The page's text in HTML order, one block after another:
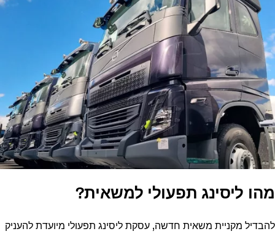
מהו ליסינג תפעולי למשאית?
להבדיל מקניית משאית חדשה, עסקת ליסינג תפעולי מיועדת להעניק